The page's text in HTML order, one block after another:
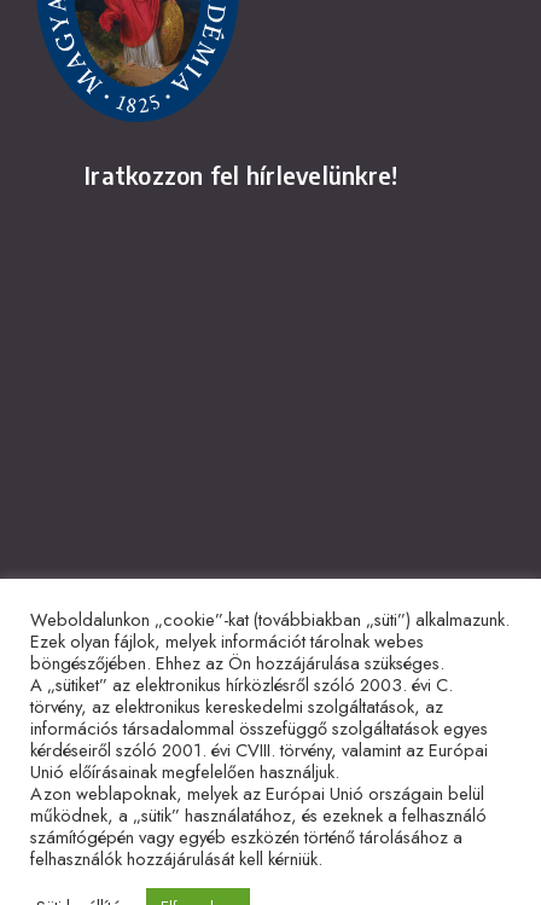
Iratkozzon fel hírlevelünkre!
Együttműködő partnerek
Adatvédelmi tájékoztató Impresszum Sütitájékoztató
Weboldalunkon „cookie”-kat (továbbiakban „süti”) alkalmazunk.
Ezek olyan fájlok, melyek információt tárolnak webes
böngészőjében. Ehhez az Ön hozzájárulása szükséges.
A „sütiket” az elektronikus hírközlésről szóló 2003. évi C.
törvény, az elektronikus kereskedelmi szolgáltatások, az
információs társadalommal összefüggő szolgáltatások egyes
kérdéseiről szóló 2001. évi CVIII. törvény, valamint az Európai
Unió előírásainak megfelelően használjuk.
Azon weblapoknak, melyek az Európai Unió országain belül
működnek, a „sütik” használatához, és ezeknek a felhasználó
számítógépén vagy egyéb eszközén történő tárolásához a
felhasználók hozzájárulását kell kérniük.